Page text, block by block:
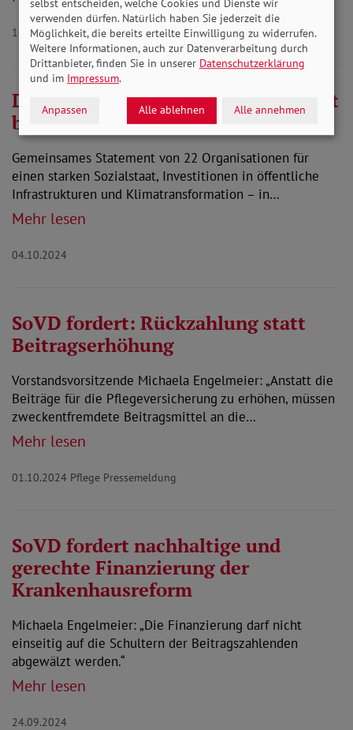
14.10.2024
Die Zeit ist reif: Superreiche gerecht
besteuern.
Gemeinsames Statement von 22 Organisationen für
einen starken Sozialstaat, Investitionen in öffentliche
Infrastrukturen und Klimatransformation – in…
Mehr lesen
04.10.2024
SoVD fordert: Rückzahlung statt
Beitragserhöhung
Vorstandsvorsitzende Michaela Engelmeier: „Anstatt die
Beiträge für die Pflegeversicherung zu erhöhen, müssen
zweckentfremdete Beitragsmittel an die…
Mehr lesen
01.10.2024 Pflege Pressemeldung
SoVD fordert nachhaltige und
gerechte Finanzierung der
Krankenhausreform
Michaela Engelmeier: „Die Finanzierung darf nicht
einseitig auf die Schultern der Beitragszahlenden
abgewälzt werden.“
Mehr lesen
24.09.2024
selbst entscheiden, welche Cookies und Dienste wir
verwenden dürfen. Natürlich haben Sie jederzeit die
Möglichkeit, die bereits erteilte Einwilligung zu widerrufen.
Weitere Informationen, auch zur Datenverarbeitung durch
Drittanbieter, finden Sie in unserer Datenschutzerklärung
und im Impressum.
Anpassen Alle ablehnen Alle annehmen